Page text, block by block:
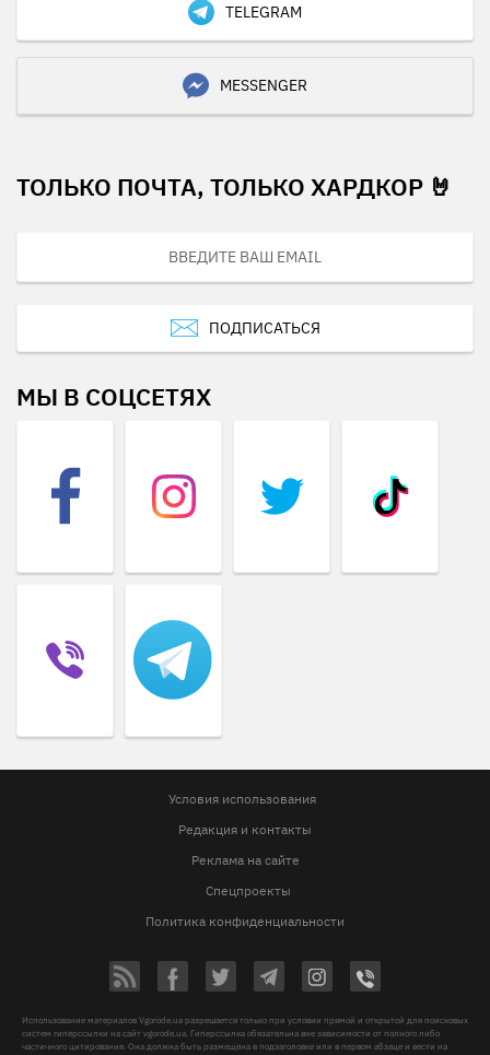
TELEGRAM
MESSENGER
ТОЛЬКО ПОЧТА, ТОЛЬКО ХАРДКОР 🤘
ПОДПИСАТЬСЯ
МЫ В СОЦСЕТЯХ
Условия использования
Редакция и контакты
Реклама на сайте
Спецпроекты
Политика конфиденциальности
Использование материалов Vgorode.ua разрешается только при условии прямой и открытой для поисковых
систем гиперссылки на сайт vgorode.ua. Гиперссылка обязательна вне зависимости от полного либо
частичного цитирования. Она должна быть размещена в подзаголовке или в первом абзаце и вести на